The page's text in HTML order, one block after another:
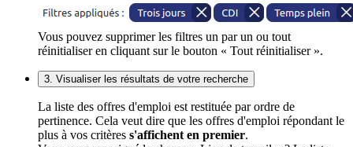
Vous pouvez supprimer les filtres un par un ou tout
réinitialiser en cliquant sur le bouton « Tout réinitialiser ».
3. Visualiser les résultats de votre recherche
La liste des offres d'emploi est restituée par ordre de
pertinence. Cela veut dire que les offres d'emploi répondant le
plus à vos critères s'affichent en premier.